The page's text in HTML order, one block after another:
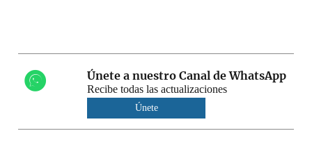
Únete a nuestro Canal de WhatsApp
Recibe todas las actualizaciones
Únete